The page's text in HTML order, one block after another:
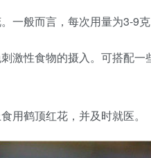
一般而言，每次用量为3-9
激性食物的摄入。可搭配
用鹤顶红花，并及时就医。